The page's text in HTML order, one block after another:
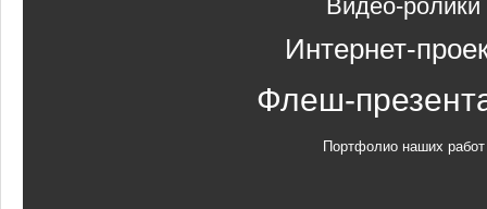
Видео-ролики
Интернет-
Флеш-
Портфолио наших работ